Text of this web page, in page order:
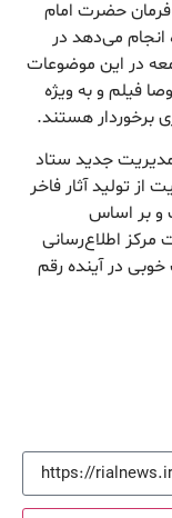
اجرایی فرمان حضرت امام
انجام می‌دهد در
در این موضوعات
فیلم و به ویژه
برخوردار هستند.
رویکرد مدیریت جدید ستاد
از تولید آثار فاخر
و بر اساس
مرکز اطلاع‌رسانی
در آینده رقم